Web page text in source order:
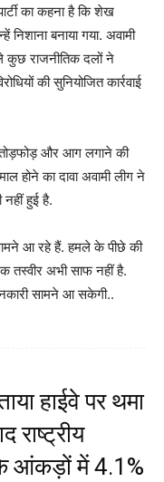
का कहना है कि शेख
बनाया गया. अवामी
कुछ राजनीतिक दलों ने
की सुनियोजित कार्रवाई
और आग लगाने की
होने का दावा अवामी लीग ने
हुई है.
आ रहे हैं. हमले के पीछे की
तस्वीर अभी साफ नहीं है.
सामने आ सकेगी..
हाईवे पर थमा
राष्ट्रीय
के आंकड़ों में 4.1%